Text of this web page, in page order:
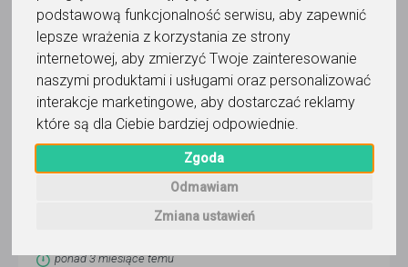
podstawową funkcjonalność serwisu, aby zapewnić
lepsze wrażenia z korzystania ze strony
internetowej, aby zmierzyć Twoje zainteresowanie
naszymi produktami i usługami oraz personalizować
interakcje marketingowe, aby dostarczać reklamy
które są dla Ciebie bardziej odpowiednie
Zgoda
Odmawiam
Zmiana ustawień
Do ulubionych
Oznacz wystąpienie kontaktu
Magdalena
Wyślij wiadomość
ponad 3 miesiące temu